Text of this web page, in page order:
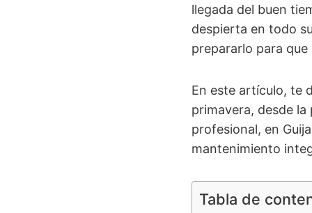
llegada del buen
despierta en todo
prepararlo para
En este artículo, te
primavera, desde
profesional, en
mantenimiento
Tabla de